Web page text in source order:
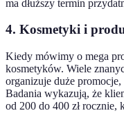
ma dłuższy termin
4. Kosmetyki i
Kiedy mówimy o mega
kosmetyków. Wiele
organizuje duże
Badania wykazują, że
od 200 do 400 zł rocznie,